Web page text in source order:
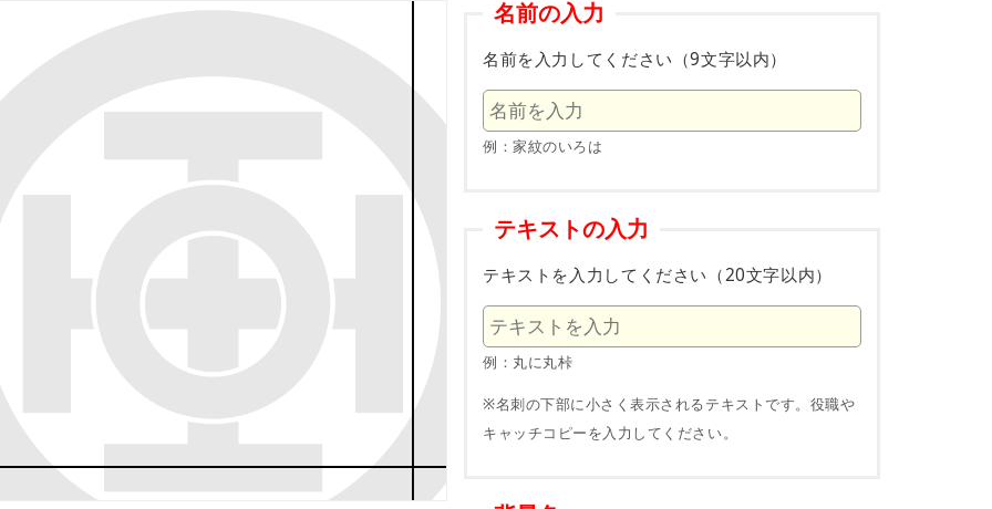
名前の入力
名前を入力してください（9文字以内）
例：家紋のいろは
テキストの入力
テキストを入力してください（20文字以内）
例：丸に丸桛
※名刺の下部に小さく表示されるテキストです。役職や
キャッチコピーを入力してください。